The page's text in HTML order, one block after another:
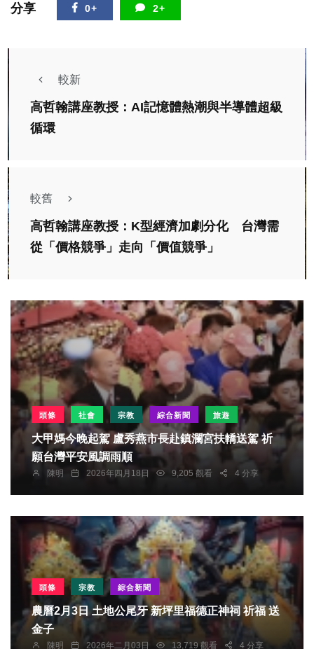
分享 0+ 2+
較新
高哲翰講座教授：AI記憶體熱潮與半導體超級
循環
較舊
高哲翰講座教授：K型經濟加劇分化 台灣需
從「價格競爭」走向「價值競爭」
頭條 社會 宗教 綜合新聞 旅遊
大甲媽今晚起駕 盧秀燕市長赴鎮瀾宮扶轎送駕 祈
願台灣平安風調雨順
陳明 2026年四月18日 9,205 觀看 4 分享
頭條 宗教 綜合新聞
農曆2月3日 土地公尾牙 新坪里福德正神祠 祈福 送
金子
陳明 2026年二月03日 13,719 觀看 4 分享